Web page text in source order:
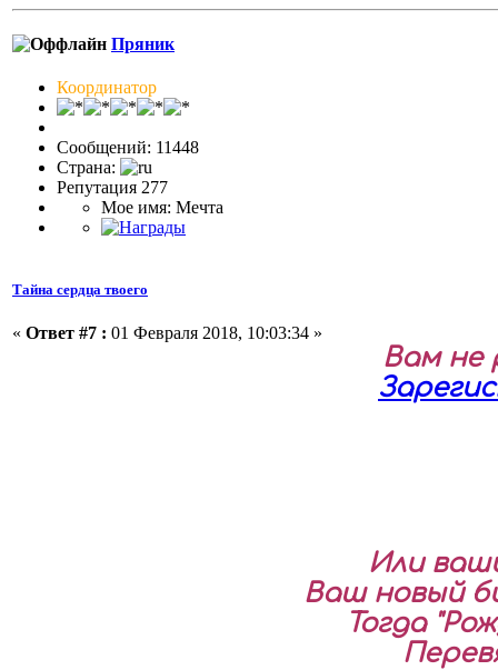
Пряник
Координатор
Сообщений: 11448
Страна:
Репутация 277
Мое имя: Мечта
Тайна сердца твоего
« Ответ #7 : 01 Февраля 2018, 10:03:34 »
Вам не
Или
Ваш новый
Тогда